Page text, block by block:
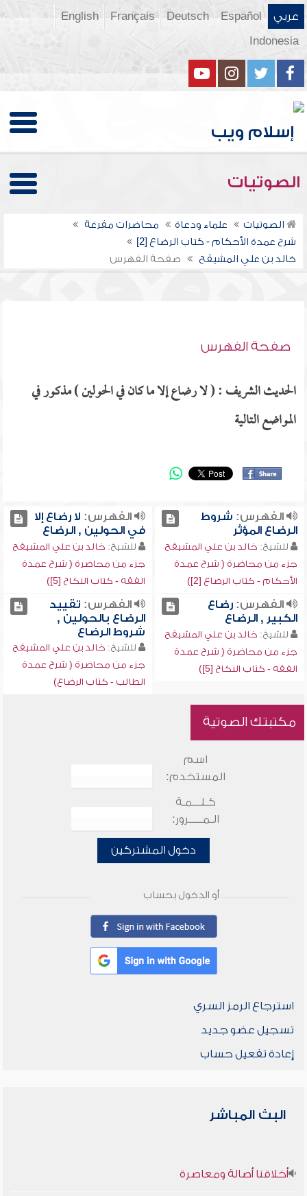
عربي Español
Deutsch
Français
English
Indonesia
الصوتيات
الصوتيات علماء ودعاة
محاضرات مفرغة
شرح عمدة الأحكام - كتاب الرضاع [2]
خالد بن علي المشيقح
صفحة الفهرس
صفحة الفهرس
الحديث الشريف : ( لا رضاع إلا ما كان في الحولين ) مذكور في
المواضع التالية
الفهرس: شروط
الرضاع المؤثر
للشيخ: خالد بن علي المشيقح
جزء من محاضرة ( شرح عمدة
الأحكام - كتاب الرضاع [2])
الفهرس: لا رضاع إلا
في الحولين , الرضاع
للشيخ: خالد بن علي المشيقح
جزء من محاضرة ( شرح عمدة
الفقه - كتاب النكاح [5])
الفهرس:رضاع
الكبير , الرضاع
للشيخ: خالد بن علي المشيقح
جزء من محاضرة ( شرح عمدة
الفقه - كتاب النكاح [5])
الفهرس: تقييد
الرضاع بالحولين ,
شروط الرضاع
للشيخ: خالد بن علي المشيقح
جزء من محاضرة ( شرح عمدة
الطالب - كتاب الرضاع)
مكتبتك الصوتية
اسم
المستخدم:
كـلـــمـة
الـمـــــرور:
دخول المشتركين
أو الدخول بحساب
استرجاع الرمز السري
تسجيل عضو جديد
إعادة تفعيل حساب
البث المباشر
أخلاقنا أصالة ومعاصرة